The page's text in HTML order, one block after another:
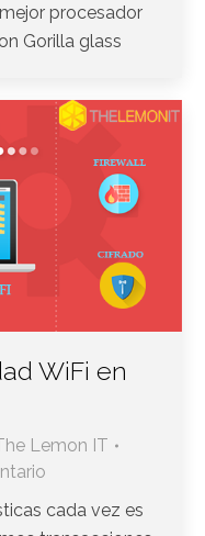
procesador
Gorilla glass
WiFi en
Lemon IT
cada vez es